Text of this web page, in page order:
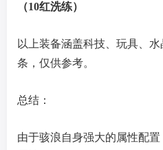
（10红洗练）
以上装备涵盖科技、玩具、
条，仅供参考。
总结：
由于骇浪自身强大的属性配